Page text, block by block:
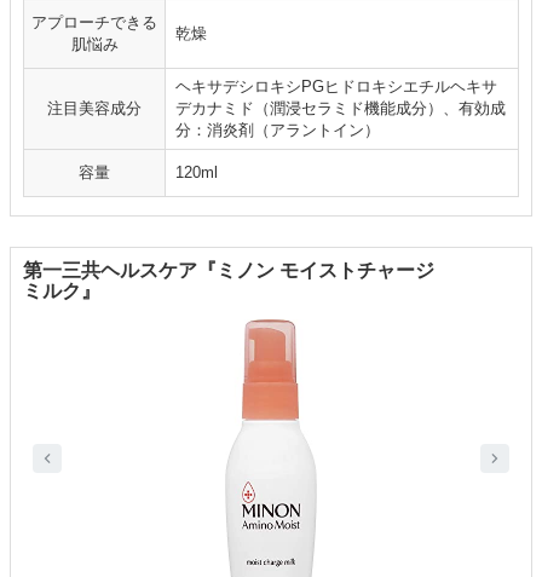
アプローチできる
肌悩み
乾燥
注目美容成分
ヘキサデシロキシPGヒドロキシエチルヘキサ
デカナミド（潤浸セラミド機能成分）、有効成
分：消炎剤（アラントイン）
容量 120ml
第一三共ヘルスケア『ミノン モイストチャージ
ミルク』